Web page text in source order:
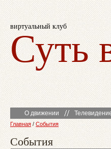
виртуальный клуб
Суть
О движении
Главная / События
События